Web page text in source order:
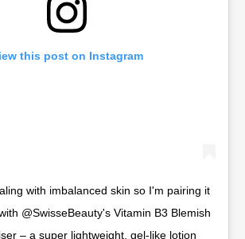
this post on Instagram
with imbalanced skin so I'm pairing it
@SwisseBeauty's Vitamin B3 Blemish
– a super lightweight, gel-like lotion